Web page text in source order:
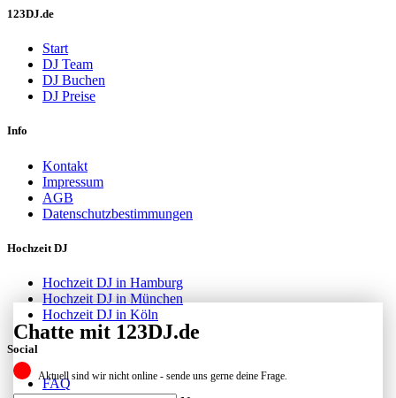
123DJ.de
Start
DJ Team
DJ Buchen
DJ Preise
Info
Kontakt
Impressum
AGB
Datenschutzbestimmungen
Hochzeit DJ
Hochzeit DJ in Hamburg
Hochzeit DJ in München
Hochzeit DJ in Köln
Social
FAQ
Chatte mit 123DJ.de
Aktuell sind wir nicht online - sende uns gerne deine Frage.